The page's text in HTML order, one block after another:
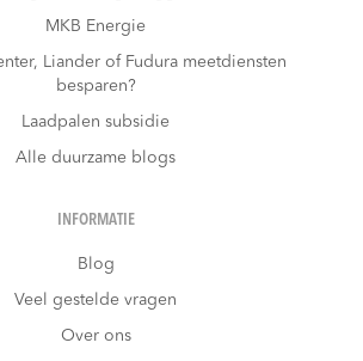
MKB Energie
Liander of Fudura meetdiensten
besparen?
Laadpalen subsidie
Alle duurzame blogs
INFORMATIE
Blog
Veel gestelde vragen
Over ons